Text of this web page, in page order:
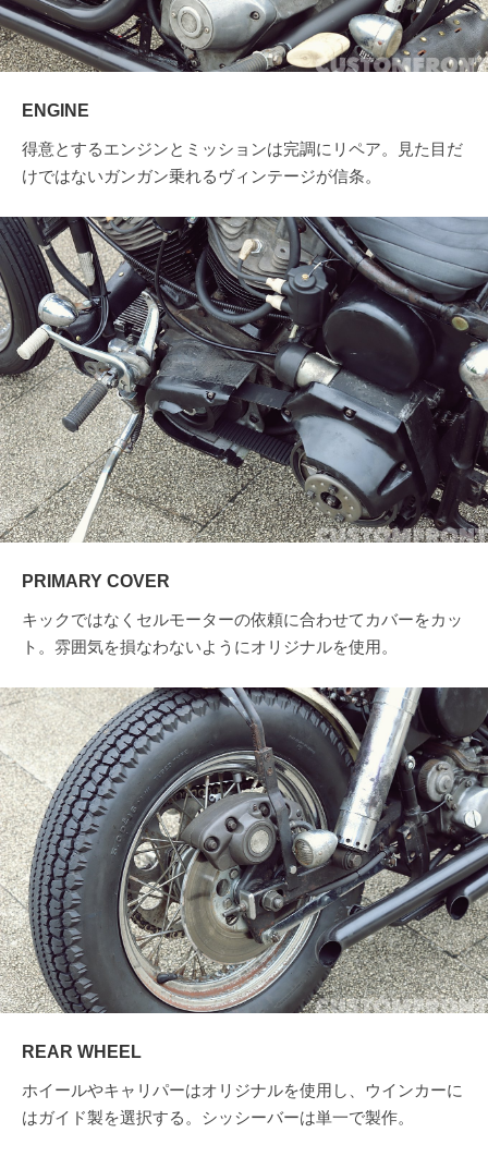
ENGINE
得意とするエンジンとミッションは完調にリペア。見た目だ
けではないガンガン乗れるヴィンテージが信条。
PRIMARY COVER
キックではなくセルモーターの依頼に合わせてカバーをカッ
ト。雰囲気を損なわないようにオリジナルを使用。
REAR WHEEL
ホイールやキャリパーはオリジナルを使用し、ウインカーに
はガイド製を選択する。シッシーバーは単一で製作。